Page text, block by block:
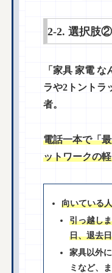
2-2. 選択肢
「家具 家電
ラや2トントラ
者。
電話一本で「
ットワークの
向いている
引っ越し
日、退去
家具以外
ミなど、